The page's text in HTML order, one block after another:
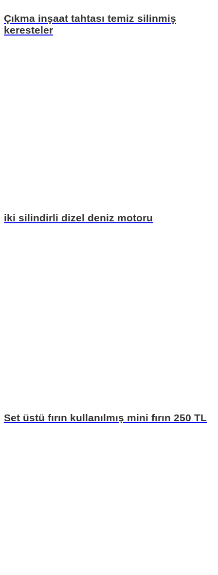
Çıkma inşaat tahtası temiz silinmiş
keresteler
iki silindirli dizel deniz motoru
Set üstü fırın kullanılmış mini fırın 250 TL